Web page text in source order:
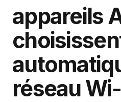
appareils
réseau